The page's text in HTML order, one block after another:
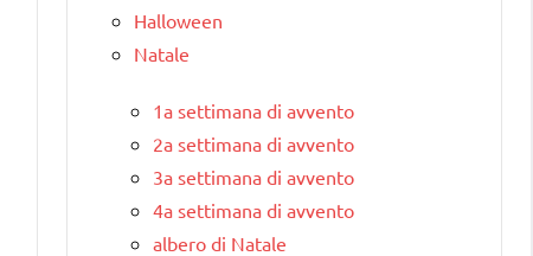
Halloween
Natale
1a settimana di avvento
2a settimana di avvento
3a settimana di avvento
4a settimana di avvento
albero di Natale